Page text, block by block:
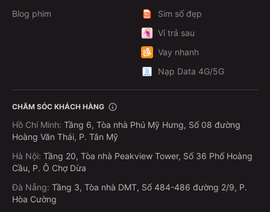
Blog phim
Sim số đẹp
Ví trả sau
Vay nhanh
Nạp Data 4G/5G
CHĂM SÓC KHÁCH HÀNG
Hồ Chí Minh: Tầng 6, Tòa nhà Phú Mỹ Hưng, Số 08 đường
Hoàng Văn Thái, P. Tân Mỹ
Hà Nội: Tầng 20, Tòa nhà Peakview Tower, Số 36 Phố Hoàng
Cầu, P. Ô Chợ Dừa
Đà Nẵng: Tầng 3, Tòa nhà DMT, Số 484-486 đường 2/9, P.
Hòa Cường